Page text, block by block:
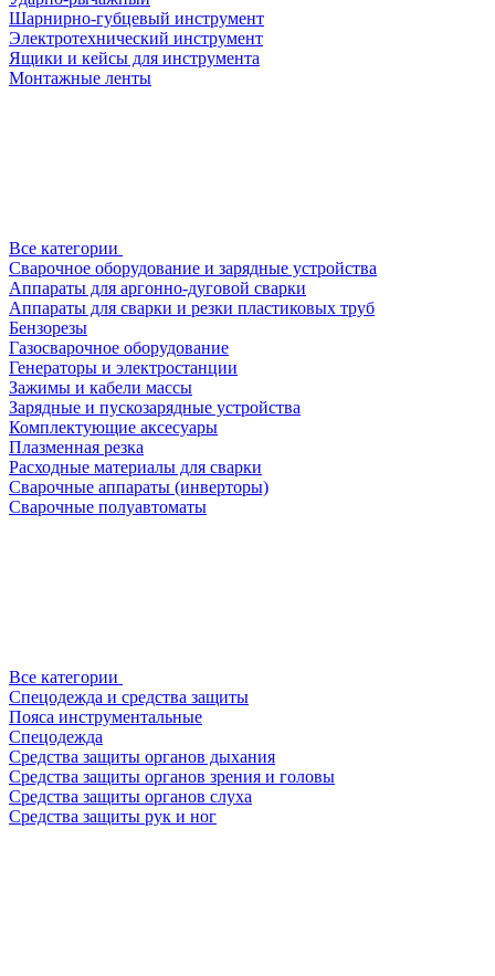
Шарнирно-губцевый инструмент
Электротехнический инструмент
Ящики и кейсы для инструмента
Монтажные ленты
Все категории
Сварочное оборудование и зарядные устройства
Аппараты для аргонно-дуговой сварки
Аппараты для сварки и резки пластиковых труб
Бензорезы
Газосварочное оборудование
Генераторы и электростанции
Зажимы и кабели массы
Зарядные и пускозарядные устройства
Комплектующие аксесуары
Плазменная резка
Расходные материалы для сварки
Сварочные аппараты (инверторы)
Сварочные полуавтоматы
Все категории
Спецодежда и средства защиты
Пояса инструментальные
Спецодежда
Средства защиты органов дыхания
Средства защиты органов зрения и головы
Средства защиты органов слуха
Средства защиты рук и ног